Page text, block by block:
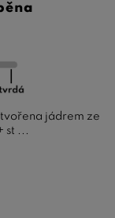
jádrem ze
st ...